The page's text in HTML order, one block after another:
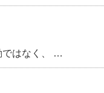
ではなく、 …